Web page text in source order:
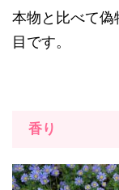
本物と比べて偽
目です。
香り